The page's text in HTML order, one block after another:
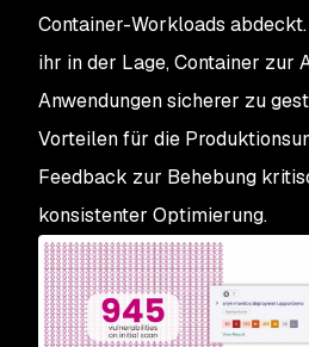
Container-Workloads
ihr in der Lage, Container zur
Anwendungen sicherer zu
Vorteilen für die
Feedback zur Behebung
konsistenter Optimierung.